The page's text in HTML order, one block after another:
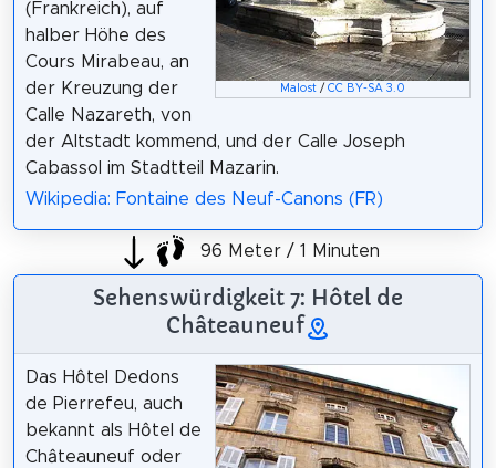
Malost /CC BY-SA 3.0
(Frankreich), auf
halber Höhe des
Cours Mirabeau, an
der Kreuzung der
Calle Nazareth, von
der Altstadt kommend, und der Calle Joseph
Cabassol im Stadtteil Mazarin.
Wikipedia: Fontaine des Neuf-Canons (FR)
96 Meter / 1 Minuten
Sehenswürdigkeit 7: Hôtel de
Châteauneuf
Das Hôtel Dedons
de Pierrefeu, auch
bekannt als Hôtel de
Châteauneuf oder